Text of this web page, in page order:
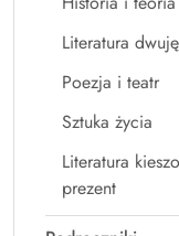
Literatura
Poezja i teatr
Sztuka życia
Literatura
prezent